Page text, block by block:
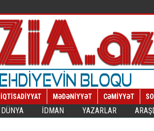
İQTİSADİYYAT MƏDƏNİYYƏT CƏMİYYƏT
DÜNYA İDMAN YAZARLAR